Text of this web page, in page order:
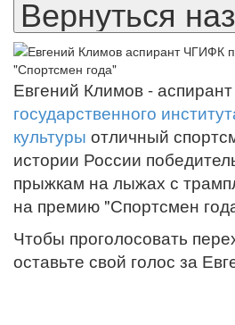
Евгений Климов - аспирант
государственного
культуры отличный
истории России
прыжкам на лыжах с
на премию "Спортсмен
Чтобы проголосовать
оставьте свой голос за